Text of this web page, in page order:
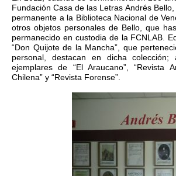
Fundación Casa de las Letras Andrés
permanente a la Biblioteca Nacional de
otros objetos personales de Bello, que
permanecido en custodia de la FCNLAB.
“Don Quijote de la Mancha”, que
personal, destacan en dicha colección;
ejemplares de “El Araucano”, “Revista
Chilena” y “Revista Forense”.